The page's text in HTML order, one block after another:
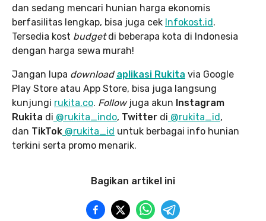
dan sedang mencari hunian harga ekonomis
berfasilitas lengkap, bisa juga cek Infokost.id.
Tersedia kost budgetdi beberapa kota di Indonesia
dengan harga sewa murah!
Jangan lupa download aplikasi Rukita via Google
Play Store atau App Store, bisa juga langsung
kunjungi rukita.co. Followjuga akun Instagram
Rukita di @rukita_indo, Twitter di @rukita_id,
dan TikTok @rukita_id untuk berbagai info hunian
terkini serta promo menarik.
Bagikan artikel ini